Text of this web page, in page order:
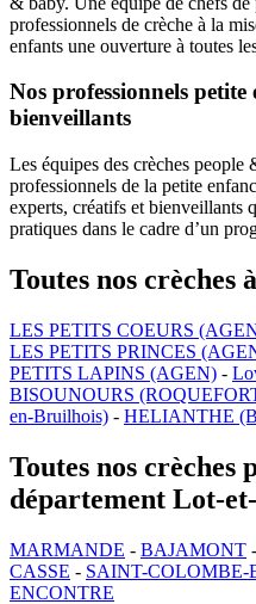
professionnels de crèche à la
enfants une ouverture à toutes
Nos professionnels petite
bienveillants
Les équipes des crèches people
professionnels de la petite
experts, créatifs et bienveillants
pratiques dans le cadre d’un
Toutes nos crèches
LES PETITS COEURS
LES PETITS PRINCES
PETITS LAPINS (AGEN) -
BISOUNOURS
en-Bruilhois) - HELIANTHE
Toutes nos crèches
département Lot-
MARMANDE - BAJAMONT -
CASSE - SAINT-COLOMBE-
ENCONTRE